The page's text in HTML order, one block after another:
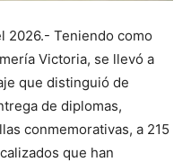
2026.- Teniendo como
Victoria, se llevó a
que distinguió de
de diplomas,
conmemorativas, a 215
que han